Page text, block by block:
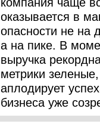
оказывается в
опасности не на
а на пике. В
выручка
метрики
аплодирует
бизнеса уже